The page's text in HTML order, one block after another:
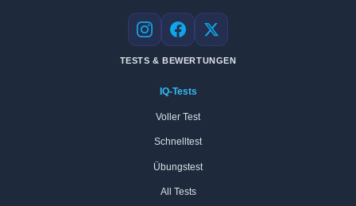
Instagram
Facebook
X
TESTS & BEWERTUNGEN
IQ-Tests
Voller Test
Schnelltest
Übungstest
All Tests